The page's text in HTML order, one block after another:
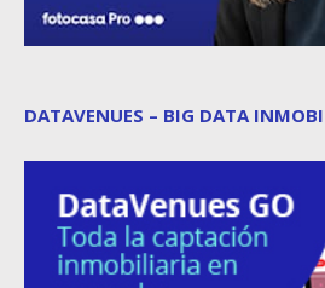
DATAVENUES – BIG DATA